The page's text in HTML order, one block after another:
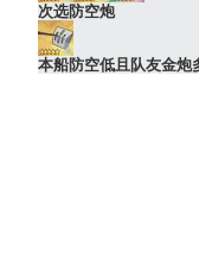
次选防空炮
本船防空低且队友金炮